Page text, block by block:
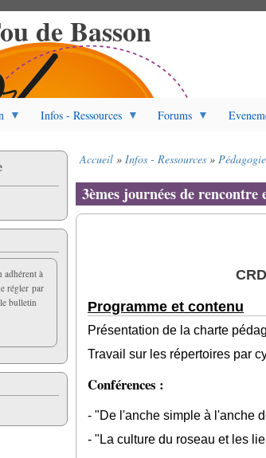
de Basson
Infos - Ressources Forums
d'Ariane
Accueil Infos - Ressources Pédagogie
3èmes journées de
Programme et contenu
Présentation de la charte
Travail sur les répertoires par
Conférences :
- "De l'anche simple à l'anche
- "La culture du roseau et les
adhérent à
régler par
bulletin